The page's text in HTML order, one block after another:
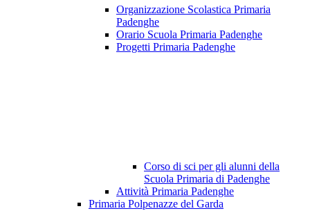
Organizzazione Scolastica Primaria
Padenghe
Orario Scuola Primaria Padenghe
Progetti Primaria Padenghe
Corso di sci per gli alunni della
Scuola Primaria di Padenghe
Attività Primaria Padenghe
Primaria Polpenazze del Garda